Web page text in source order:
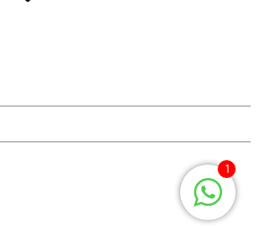
1